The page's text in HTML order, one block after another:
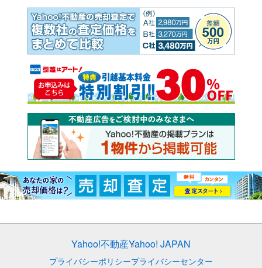
Yahoo!不動産Yahoo! JAPAN
プライバシーポリシープライバシーセンター